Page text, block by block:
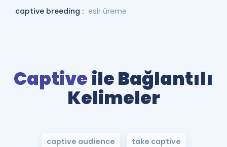
captive breeding : esir üreme
Captive ile Bağlantılı
Kelimeler
captive audience take captive